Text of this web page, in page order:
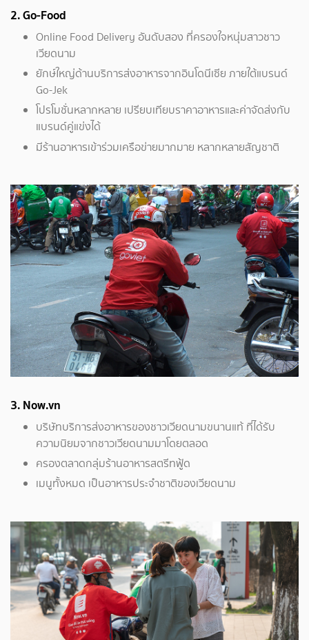
2. Go-Food
Online Food Delivery อันดับสอง ที่ครองใจหนุ่มสาวชาว
เวียดนาม
ยักษ์ใหญ่ด้านบริการส่งอาหารจากอินโดนีเซีย ภายใต้แบรนด์
Go-Jek
โปรโมชั่นหลากหลาย เปรียบเทียบราคาอาหารและค่าจัดส่งกับ
แบรนด์คู่แข่งได้
มีร้านอาหารเข้าร่วมเครือข่ายมากมาย หลากหลายสัญชาติ
3. Now.vn
บริษัทบริการส่งอาหารของชาวเวียดนามขนานแท้ ที่ได้รับ
ความนิยมจากชาวเวียดนามมาโดยตลอด
ครองตลาดกลุ่มร้านอาหารสตรีทฟู้ด
เมนูทั้งหมด เป็นอาหารประจำชาติของเวียดนาม